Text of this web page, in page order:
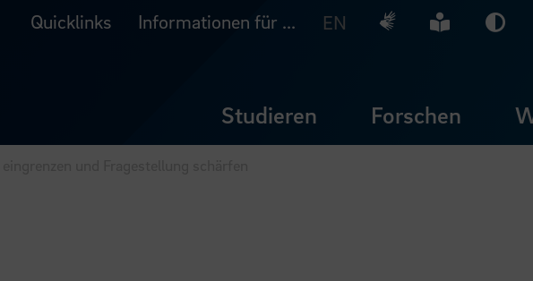
Quicklinks Informationen für ... EN DeutscheLeichte
Studieren Forschen